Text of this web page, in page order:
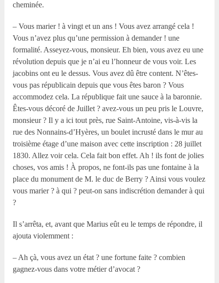
cheminée.
– Vous marier ! à vingt et un ans ! Vous avez arrangé cela !
Vous n’avez plus qu’une permission à demander ! une
formalité. Asseyez-vous, monsieur. Eh bien, vous avez eu une
révolution depuis que je n’ai eu l’honneur de vous voir. Les
jacobins ont eu le dessus. Vous avez dû être content. N’êtes-
vous pas républicain depuis que vous êtes baron ? Vous
accommodez cela. La république fait une sauce à la baronnie.
Êtes-vous décoré de Juillet ? avez-vous un peu pris le Louvre,
monsieur ? Il y a ici tout près, rue Saint-Antoine, vis-à-vis la
rue des Nonnains-d’Hyères, un boulet incrusté dans le mur au
troisième étage d’une maison avec cette inscription : 28 juillet
1830. Allez voir cela. Cela fait bon effet. Ah ! ils font de jolies
choses, vos amis ! À propos, ne font-ils pas une fontaine à la
place du monument de M. le duc de Berry ? Ainsi vous voulez
vous marier ? à qui ? peut-on sans indiscrétion demander à qui
?
Il s’arrêta, et, avant que Marius eût eu le temps de répondre, il
ajouta violemment :
– Ah çà, vous avez un état ? une fortune faite ? combien
gagnez-vous dans votre métier d’avocat ?